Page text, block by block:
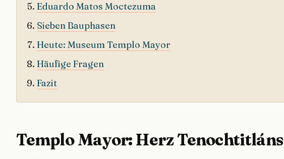
Eduardo Matos Moctezuma
Sieben Bauphasen
Heute: Museum Templo Mayor
Häufige Fragen
Fazit
Templo Mayor: Herz Tenochtitláns